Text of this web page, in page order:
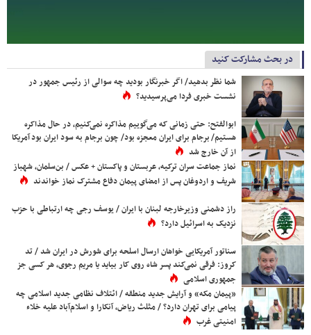
در بحث مشارکت کنید
شما نظر بدهید/ اگر خبرنگار بودید چه سوالی از رئیس جمهور در
نشست خبری فردا می‌پرسیدید؟
ابوالفتح: حتی زمانی که می‌گوییم مذاکره نمی‌کنیم، در حال مذاکره
هستیم/ برجام برای ایران معجزه بود/ چون برجام به سود ایران بود آمریکا
از آن خارج شد
نماز جماعت سران ترکیه، عربستان و پاکستان + عکس / بن‌سلمان، شهباز
شریف و اردوغان پس از امضای پیمان دفاع مشترک نماز خواندند
راز دشمنی وزیرخارجه لبنان با ایران / یوسف رجی چه ارتباطی با حزب
نزدیک به اسرائیل دارد؟
سناتور آمریکایی خواهان ارسال اسلحه برای شورش در ایران شد / تد
کروز: فرقی نمی‌کند پسر شاه روی کار بیاید یا مریم رجوی، هر کسی جز
جمهوری اسلامی
«پیمان مکه» و آرایش جدید منطقه / ائتلاف نظامی جدید اسلامی چه
پیامی برای تهران دارد؟ / مثلث ریاض، آنکارا و اسلام‌آباد علیه خلاء
امنیتی غرب